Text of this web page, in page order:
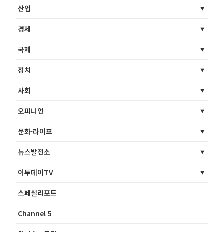
산업
경제
국제
정치
사회
오피니언
문화·라이프
뉴스발전소
이투데이TV
스페셜리포트
Channel 5